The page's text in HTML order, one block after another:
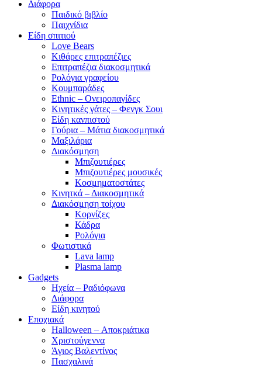
Διάφορα
Παιδικό βιβλίο
Παιχνίδια
Είδη σπιτιού
Love Bears
Κιθάρες επιτραπέζιες
Επιτραπέζια διακοσμητικά
Ρολόγια γραφείου
Κουμπαράδες
Ethnic – Ονειροπαγίδες
Κινητικές γάτες – Φενγκ Σουι
Είδη κανπιστού
Γούρια – Μάτια διακοσμητικά
Μαξιλάρια
Διακόσμηση
Μπιζουτιέρες
Μπιζουτιέρες μουσικές
Κοσμηματοστάτες
Κινητκά – Διακοσμητικά
Διακόσμηση τοίχου
Κορνίζες
Κάδρα
Ρολόγια
Φωτιστικά
Lava lamp
Plasma lamp
Gadgets
Ηχεία – Ραδιόφωνα
Διάφορα
Είδη κινητού
Εποχιακά
Halloween – Αποκριάτικα
Χριστούγεννα
Άγιος Βαλεντίνος
Πασχαλινά